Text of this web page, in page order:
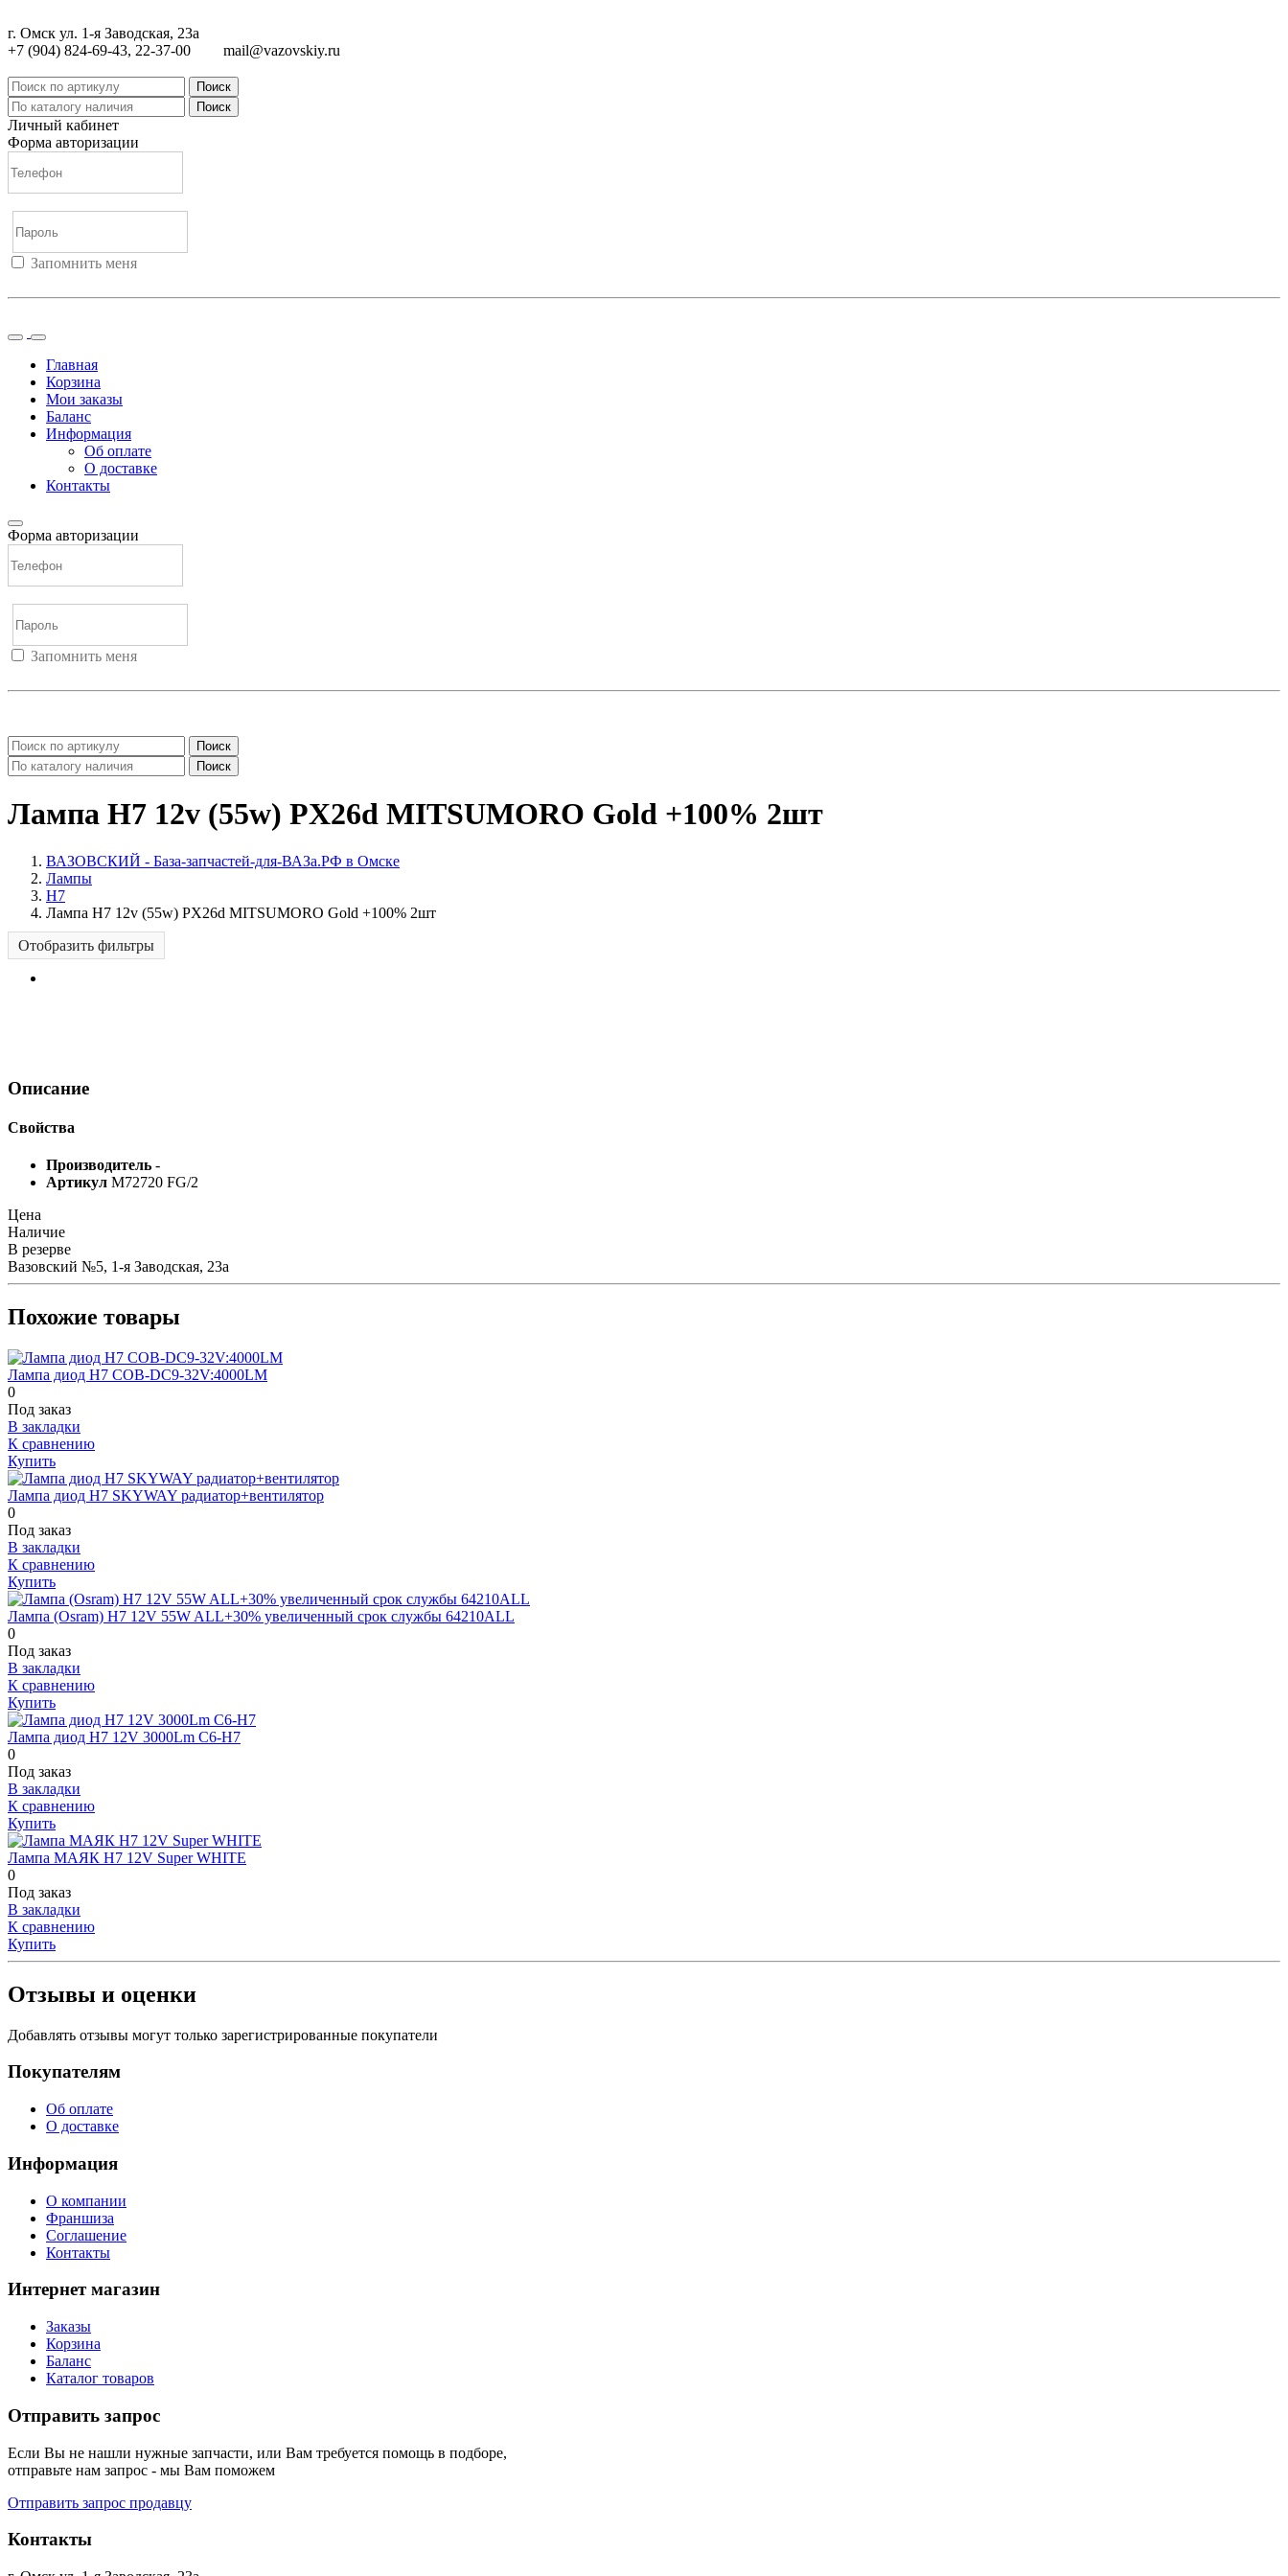
г. Омск ул. 1-я Заводская, 23а
+7 (904) 824-69-43, 22-37-00
mail@vazovskiy.ru
Поиск
Поиск
Личный кабинет
Форма авторизации
Запомнить меня
Главная
Корзина
Мои заказы
Баланс
Информация
Об оплате
О доставке
Контакты
Форма авторизации
Запомнить меня
Поиск
Поиск
Лампа H7 12v (55w) PX26d MITSUMORO Gold +100% 2шт
ВАЗОВСКИЙ - База-запчастей-для-ВАЗа.РФ в Омске
Лампы
H7
Лампа H7 12v (55w) PX26d MITSUMORO Gold +100% 2шт
Отобразить фильтры
Описание
Свойства
Производитель -
Артикул M72720 FG/2
Цена
Наличие
В резерве
Вазовский №5, 1-я Заводская, 23а
Похожие товары
Лампа диод H7 COB-DC9-32V:4000LM
0
Под заказ
В закладки
К сравнению
Купить
Лампа диод H7 SKYWAY радиатор+вентилятор
0
Под заказ
В закладки
К сравнению
Купить
Лампа (Osram) H7 12V 55W ALL+30% увеличенный срок службы 64210ALL
0
Под заказ
В закладки
К сравнению
Купить
Лампа диод H7 12V 3000Lm C6-H7
0
Под заказ
В закладки
К сравнению
Купить
Лампа МАЯК H7 12V Super WHITE
0
Под заказ
В закладки
К сравнению
Купить
Отзывы и оценки
Добавлять отзывы могут только зарегистрированные покупатели
Покупателям
Об оплате
О доставке
Информация
О компании
Франшиза
Соглашение
Контакты
Интернет магазин
Заказы
Корзина
Баланс
Каталог товаров
Отправить запрос
Если Вы не нашли нужные запчасти, или Вам требуется помощь в подборе,
отправьте нам запрос - мы Вам поможем
Отправить запрос продавцу
Контакты